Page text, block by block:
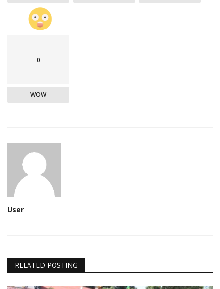
0
WOW
User
RELATED POSTING